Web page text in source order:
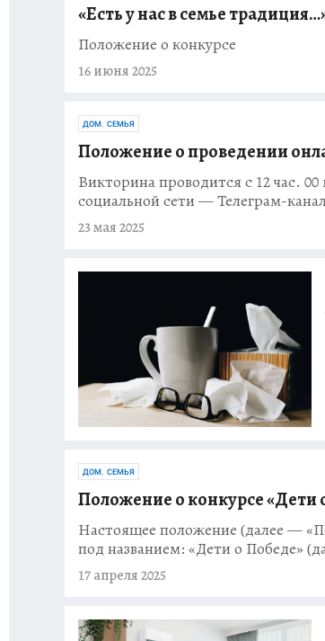
«Есть у нас в семье
Положение о конкурсе
16 июня 2025
ДОМ. СЕМЬЯ
Положение о проведении
Викторина проводится с 12 час.
социальной сети — Телеграм-
23 мая 2025
ДОМ. СЕМЬЯ
Положение о конкурсе «Дети
Настоящее положение (далее —
под названием: «Дети о Победе»
17 апреля 2025